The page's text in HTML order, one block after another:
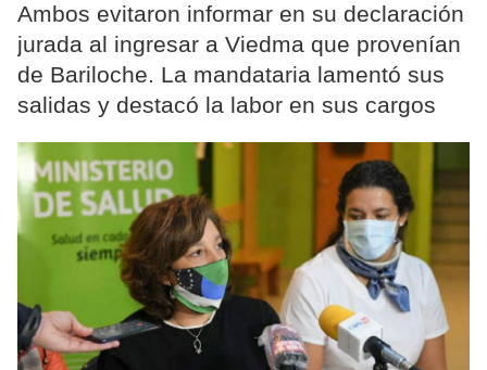
Ambos evitaron informar en su declaración
jurada al ingresar a Viedma que provenían
de Bariloche. La mandataria lamentó sus
salidas y destacó la labor en sus cargos